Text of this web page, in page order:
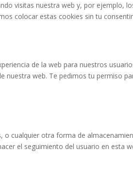
visitas nuestra web y, por ejemplo,
colocar estas cookies sin tu
de la web para nuestros
nuestra web. Te pedimos tu permiso
cualquier otra forma de
el seguimiento del usuario en esta